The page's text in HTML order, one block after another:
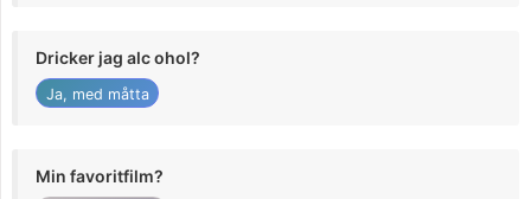
Dricker jag alc ohol?
Ja, med måtta
Min favoritfilm?